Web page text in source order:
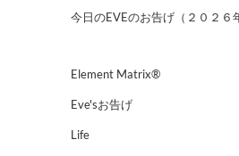
今日のEVEのお告げ（２０２６
Element Matrix®
Eve'sお告げ
Life